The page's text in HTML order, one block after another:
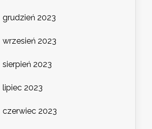
grudzień 2023
wrzesień 2023
sierpień 2023
lipiec 2023
czerwiec 2023